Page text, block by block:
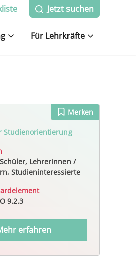
Jetzt suchen
Für Lehrkräfte
Merken
Studienorientierung
Lehrerinnen /
Studieninteressierte
9.2.3
erfahren